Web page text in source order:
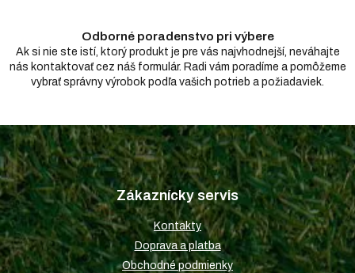
p
i
s
u
Odborné poradenstvo pri výbere
Ak si nie ste istí, ktorý produkt je pre vás najvhodnejší, neváhajte
nás kontaktovať cez náš formulár. Radi vám poradíme a pomôžeme
vybrať správny výrobok podľa vašich potrieb a požiadaviek.
Z
á
p
ä
t
i
e
Zákaznícky servis
Kontakty
Doprava a platba
Obchodné podmienky